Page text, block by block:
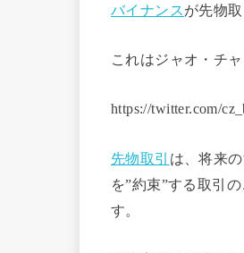
バイナンスが先物
これはジャオ・チ
https://twitter.com/
先物取引 は、将来
を”約束”する取引
す。